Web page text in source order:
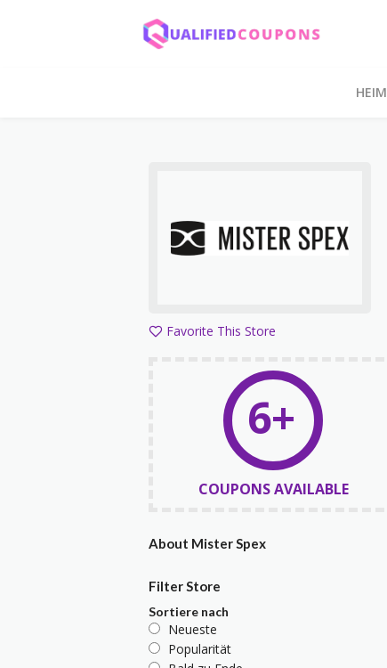
HEIM
Favorite This Store
6+
COUPONS AVAILABLE
About Mister Spex
Filter Store
Sortiere nach
Neueste
Popularität